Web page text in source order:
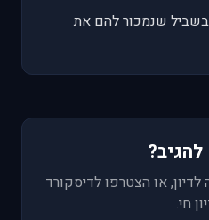
בשביל שנמכור להם את
להגיב?
או הצטרפו לדיסקורד
חי.